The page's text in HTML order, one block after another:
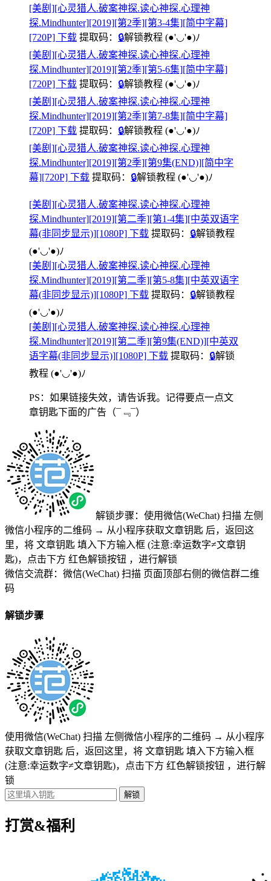
[美剧][心灵猎人.破案神探.读心神探.心理神
探.Mindhunter][2019][第2季][第3-4集][简中字幕]
[720P] 下载 提取码： 🔒解锁教程 (●'◡'●)ﾉ
[美剧][心灵猎人.破案神探.读心神探.心理神
探.Mindhunter][2019][第2季][第5-6集][简中字幕]
[720P] 下载 提取码： 🔒解锁教程 (●'◡'●)ﾉ
[美剧][心灵猎人.破案神探.读心神探.心理神
探.Mindhunter][2019][第2季][第7-8集][简中字幕]
[720P] 下载 提取码： 🔒解锁教程 (●'◡'●)ﾉ
[美剧][心灵猎人.破案神探.读心神探.心理神
探.Mindhunter][2019][第2季][第9集(END)][简中字
幕][720P] 下载 提取码： 🔒解锁教程 (●'◡'●)ﾉ
[美剧][心灵猎人.破案神探.读心神探.心理神
探.Mindhunter][2019][第二季][第1-4集][中英双语字
幕(非同步显示)][1080P] 下载 提取码： 🔒解锁教程
(●'◡'●)ﾉ
[美剧][心灵猎人.破案神探.读心神探.心理神
探.Mindhunter][2019][第二季][第5-8集][中英双语字
幕(非同步显示)][1080P] 下载 提取码： 🔒解锁教程
(●'◡'●)ﾉ
[美剧][心灵猎人.破案神探.读心神探.心理神
探.Mindhunter][2019][第二季][第9集(END)][中英双
语字幕(非同步显示)][1080P] 下载 提取码： 🔒解锁
教程 (●'◡'●)ﾉ
PS：如果链接失效，请告诉我。记得要点一点文
章钥匙下面的广告 （¯﹃¯）
解锁步骤：使用微信(WeChat) 扫描 左侧
微信小程序的二维码 → 从小程序获取文章钥匙 后，返回这
里，将 文章钥匙 填入下方输入框 (注意:幸运数字≠文章钥
匙)，点击下方 红色解锁按钮 ，进行解锁
微信交流群：微信(WeChat) 扫描 页面顶部右侧的微信群二维
码
解锁步骤
使用微信(WeChat) 扫描 左侧微信小程序的二维码 → 从小程序
获取文章钥匙 后，返回这里，将 文章钥匙 填入下方输入框
(注意:幸运数字≠文章钥匙)，点击下方 红色解锁按钮 ，进行解
锁
打赏&福利